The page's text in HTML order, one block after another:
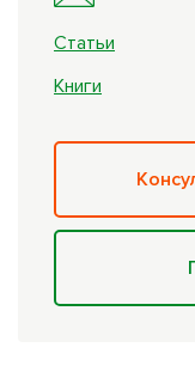
Статьи
Книги